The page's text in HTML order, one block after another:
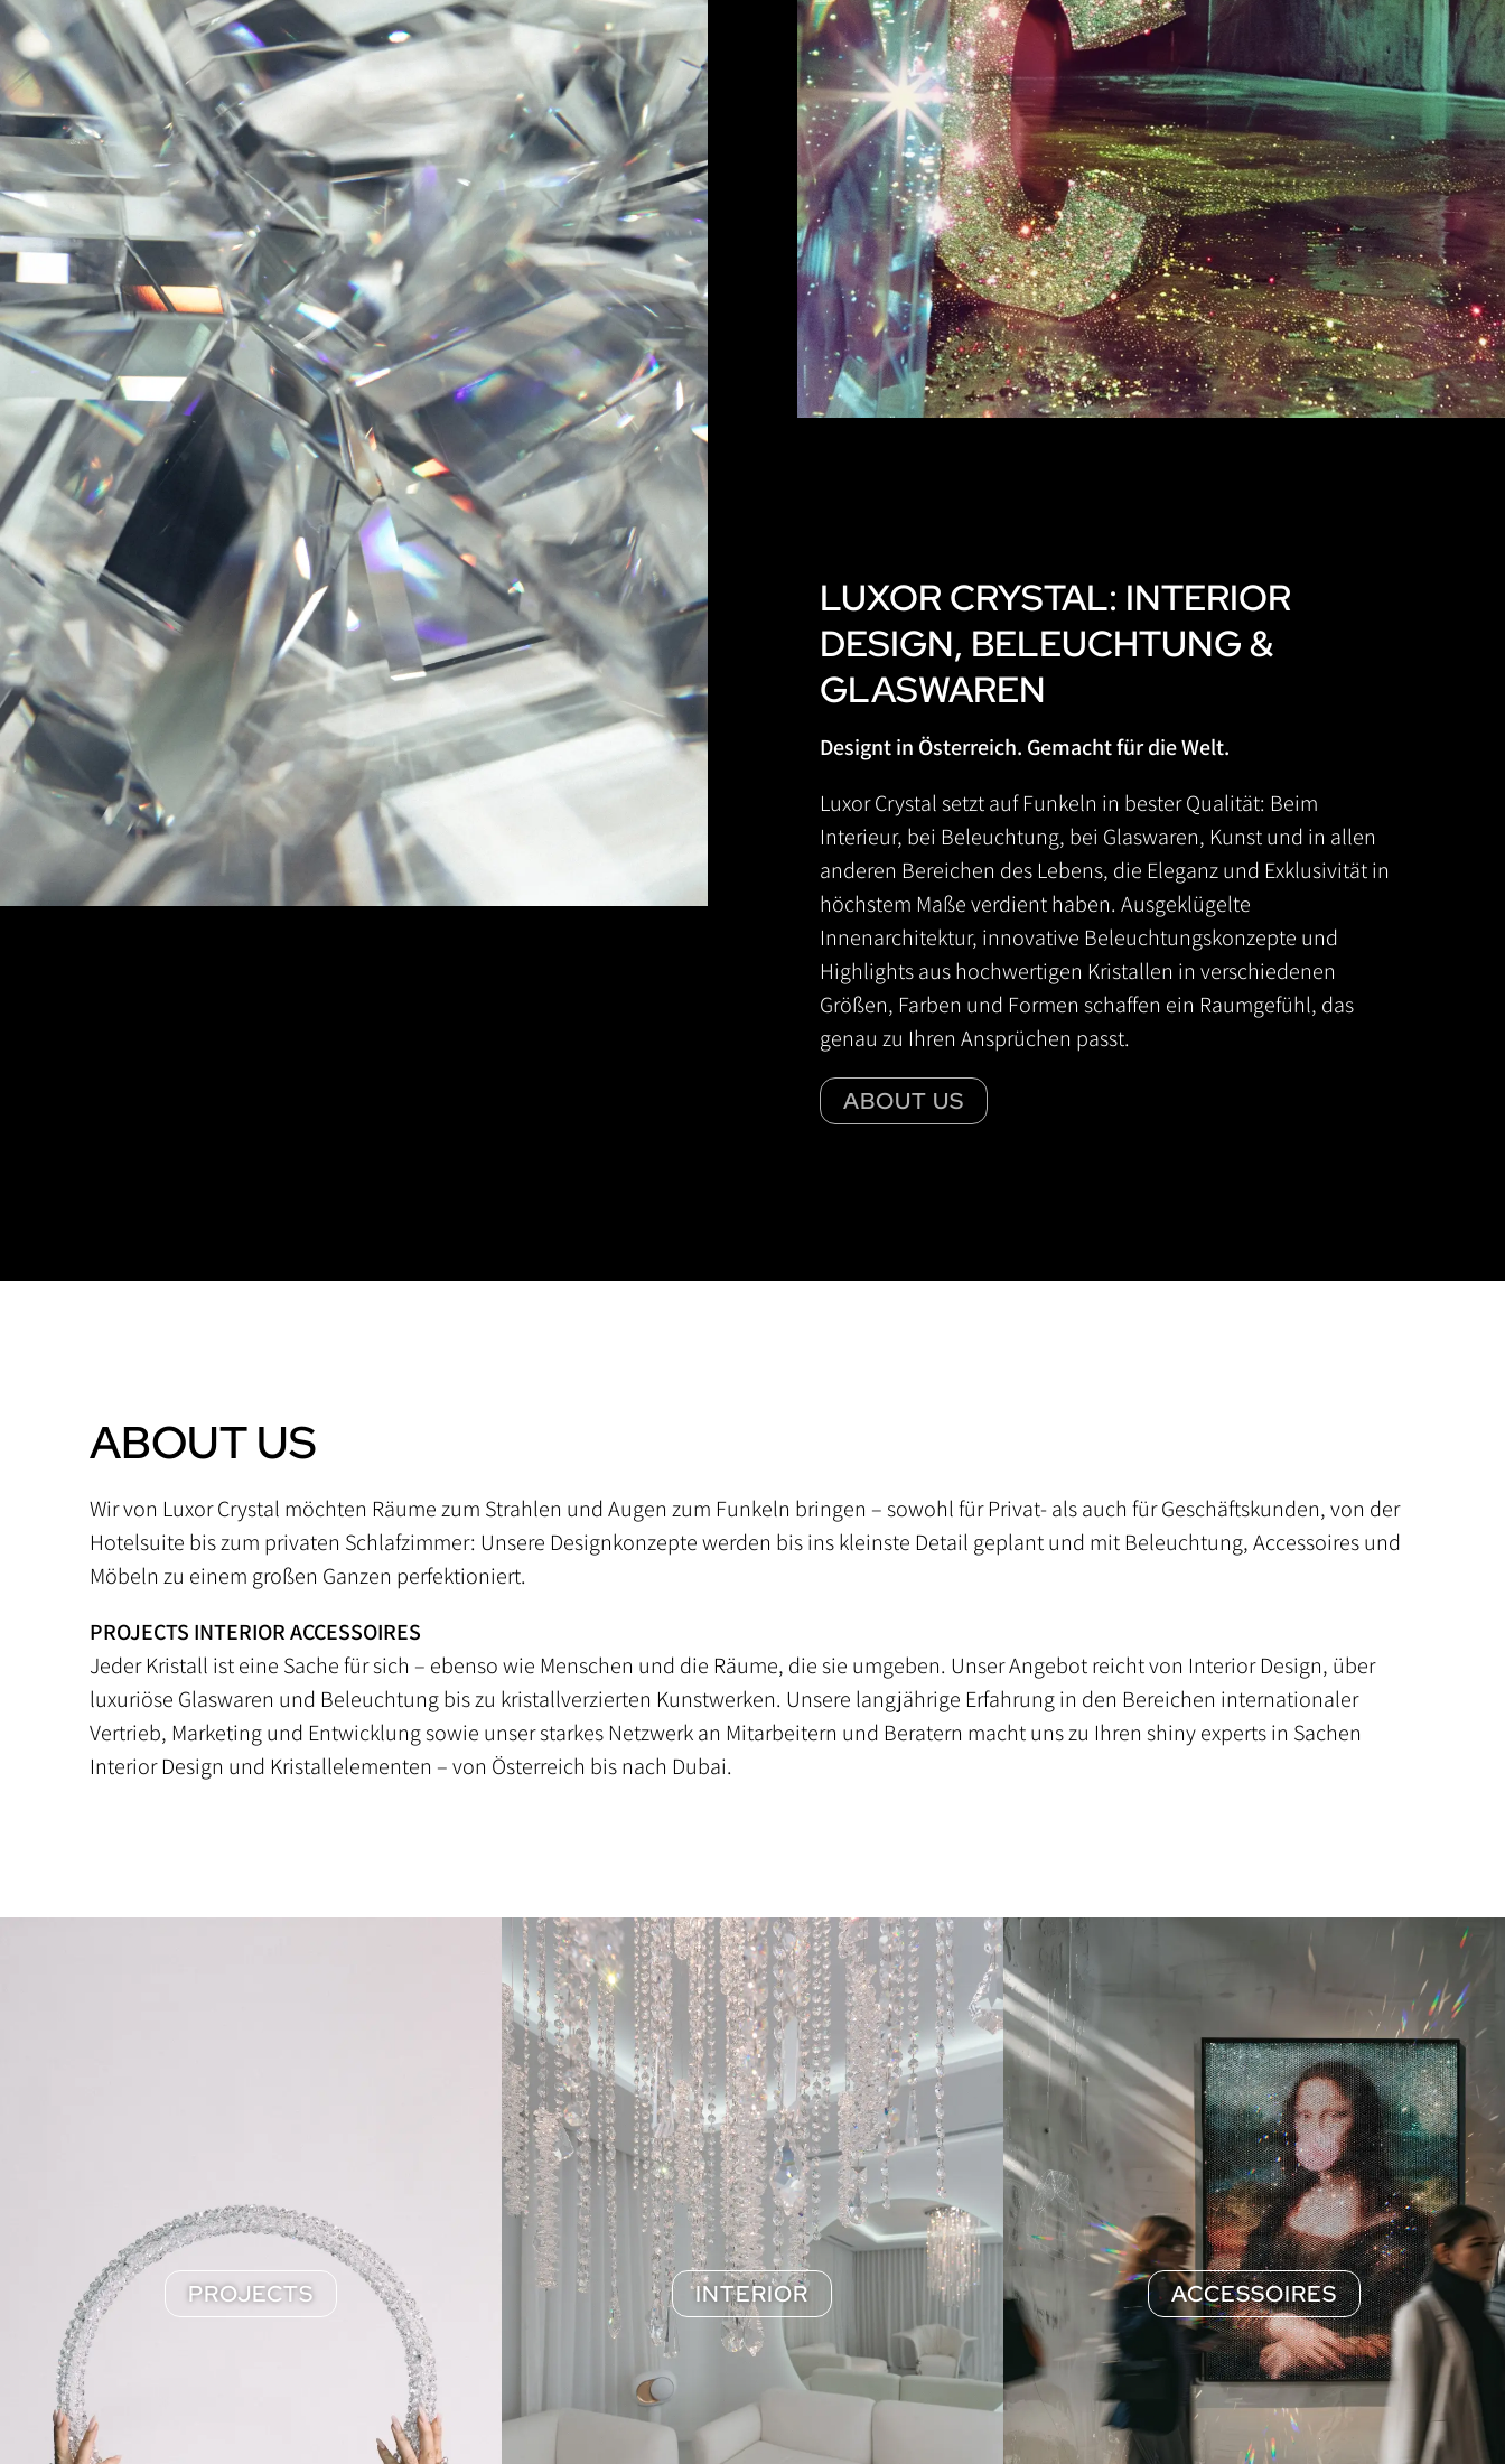
LUXOR CRYSTAL: INTERIOR
DESIGN, BELEUCHTUNG &
GLASWAREN
Designt in Österreich. Gemacht für die Welt.
Luxor Crystal setzt auf Funkeln in bester Qualität: Beim
Interieur, bei Beleuchtung, bei Glaswaren, Kunst und in allen
anderen Bereichen des Lebens, die Eleganz und Exklusivität in
höchstem Maße verdient haben. Ausgeklügelte
Innenarchitektur, innovative Beleuchtungskonzepte und
Highlights aus hochwertigen Kristallen in verschiedenen
Größen, Farben und Formen schaffen ein Raumgefühl, das
genau zu Ihren Ansprüchen passt.
ABOUT US
ABOUT US
Wir von Luxor Crystal möchten Räume zum Strahlen und Augen zum Funkeln bringen – sowohl für Privat- als auch für Geschäftskunden, von der
Hotelsuite bis zum privaten Schlafzimmer: Unsere Designkonzepte werden bis ins kleinste Detail geplant und mit Beleuchtung, Accessoires und
Möbeln zu einem großen Ganzen perfektioniert.
PROJECTS INTERIOR ACCESSOIRES
Jeder Kristall ist eine Sache für sich – ebenso wie Menschen und die Räume, die sie umgeben. Unser Angebot reicht von Interior Design, über
luxuriöse Glaswaren und Beleuchtung bis zu kristallverzierten Kunstwerken. Unsere langjährige Erfahrung in den Bereichen internationaler
Vertrieb, Marketing und Entwicklung sowie unser starkes Netzwerk an Mitarbeitern und Beratern macht uns zu Ihren shiny experts in Sachen
Interior Design und Kristallelementen – von Österreich bis nach Dubai.
PROJECTS INTERIOR ACCESSOIRES